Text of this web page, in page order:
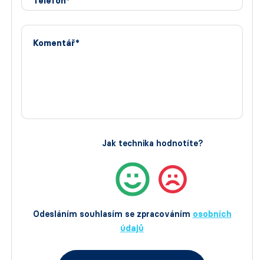
Komentář*
Odesláním souhlasím se zpracováním osobních
údajů
Jak technika hodnotíte?